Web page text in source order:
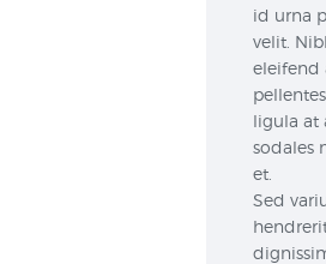
id urna
velit.
eleifend
ligula at
sodales
et.
Sed